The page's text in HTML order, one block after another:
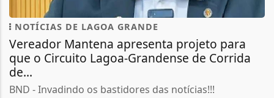
NOTÍCIAS DE LAGOA GRANDE
Vereador Mantena apresenta projeto para
que o Circuito Lagoa-Grandense de Corrida
de...
BND - Invadindo os bastidores das notícias!!!